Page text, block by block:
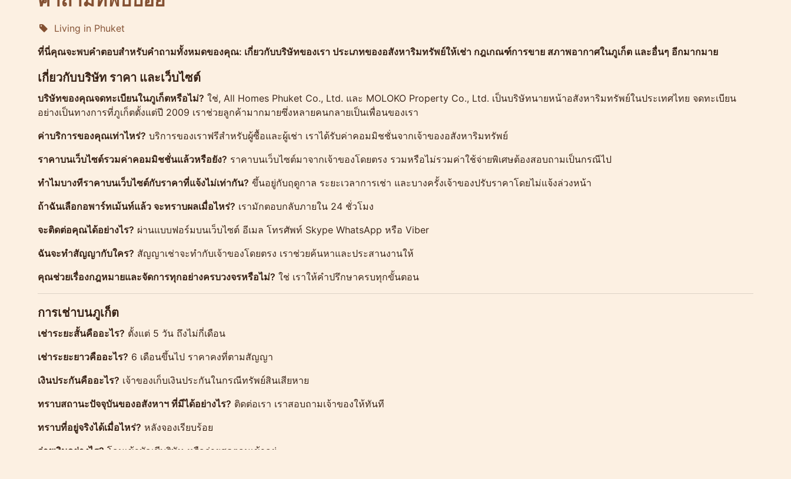
Living in Phuket
ที่นี่คุณจะพบคำตอบสำหรับคำถามทั้งหมดของคุณ: เกี่ยวกับบริษัทของเรา ประเภทของอสังหาริมทรัพย์ให้เช่า กฎเกณฑ์การขาย สภาพอากาศในภูเก็ต และอื่นๆ อีกมากมาย
เกี่ยวกับบริษัท ราคา และเว็บไซต์
บริษัทของคุณจดทะเบียนในภูเก็ตหรือไม่? ใช่, All Homes Phuket Co., Ltd. และ MOLOKO Property Co., Ltd. เป็นบริษัทนายหน้าอสังหาริมทรัพย์ในประเทศไทย จดทะเบียน
อย่างเป็นทางการที่ภูเก็ตตั้งแต่ปี 2009 เราช่วยลูกค้ามากมายซึ่งหลายคนกลายเป็นเพื่อนของเรา
ค่าบริการของคุณเท่าไหร่? บริการของเราฟรีสำหรับผู้ซื้อและผู้เช่า เราได้รับค่าคอมมิชชั่นจากเจ้าของอสังหาริมทรัพย์
ราคาบนเว็บไซต์รวมค่าคอมมิชชั่นแล้วหรือยัง? ราคาบนเว็บไซต์มาจากเจ้าของโดยตรง รวมหรือไม่รวมค่าใช้จ่ายพิเศษต้องสอบถามเป็นกรณีไป
ทำไมบางทีราคาบนเว็บไซต์กับราคาที่แจ้งไม่เท่ากัน? ขึ้นอยู่กับฤดูกาล ระยะเวลาการเช่า และบางครั้งเจ้าของปรับราคาโดยไม่แจ้งล่วงหน้า
ถ้าฉันเลือกอพาร์ทเม้นท์แล้ว จะทราบผลเมื่อไหร่? เรามักตอบกลับภายใน 24 ชั่วโมง
จะติดต่อคุณได้อย่างไร? ผ่านแบบฟอร์มบนเว็บไซต์ อีเมล โทรศัพท์ Skype WhatsApp หรือ Viber
ฉันจะทำสัญญากับใคร? สัญญาเช่าจะทำกับเจ้าของโดยตรง เราช่วยค้นหาและประสานงานให้
คุณช่วยเรื่องกฎหมายและจัดการทุกอย่างครบวงจรหรือไม่? ใช่ เราให้คำปรึกษาครบทุกขั้นตอน
การเช่าบนภูเก็ต
เช่าระยะสั้นคืออะไร? ตั้งแต่ 5 วัน ถึงไม่กี่เดือน
เช่าระยะยาวคืออะไร? 6 เดือนขึ้นไป ราคาคงที่ตามสัญญา
เงินประกันคืออะไร? เจ้าของเก็บเงินประกันในกรณีทรัพย์สินเสียหาย
ทราบสถานะปัจจุบันของอสังหาฯ ที่มีได้อย่างไร? ติดต่อเรา เราสอบถามเจ้าของให้ทันที
ทราบที่อยู่จริงได้เมื่อไหร่? หลังจองเรียบร้อย
จ่ายเงินอย่างไร? โอนเข้าบัญชีบริษัท หรือจ่ายสดตอนเข้าอยู่